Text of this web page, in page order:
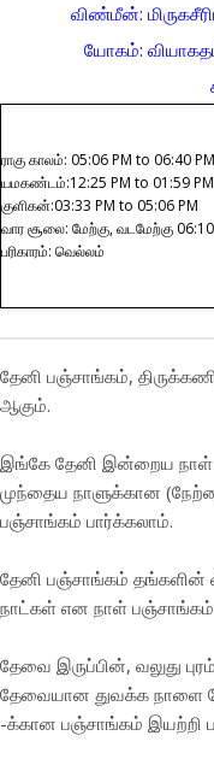
விண்மீன்:
யோகம்:
ராகு காலம்: 05:06 PM to 06:40 PM
யமகண்டம்:12:25 PM to 01:59 PM
குளிகன்:03:33 PM to 05:06 PM
வார சூலை: மேற்கு, வடமேற்கு
பரிகாரம்: வெல்லம்
தேனி பஞ்சாங்கம்,
ஆகும்.
இங்கே தேனி இன்றைய நாள்
முந்தைய நாளுக்கான
பஞ்சாங்கம் பார்க்கலாம்.
தேனி பஞ்சாங்கம் தங்களின்
நாட்கள் என நாள் பஞ்சாங்கம்
தேவை இருப்பின், வலுது
தேவையான துவக்க நாளை
-க்கான பஞ்சாங்கம் இயற்றி